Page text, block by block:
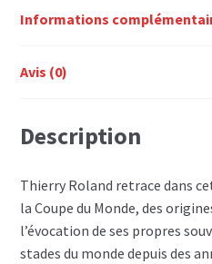
Informations
Avis (0)
Description
Thierry Roland retrace dans
la Coupe du Monde, des
l’évocation de ses propres
stades du monde depuis des